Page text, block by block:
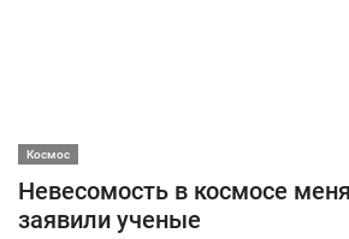
Космос
Невесомость в космосе
заявили ученые